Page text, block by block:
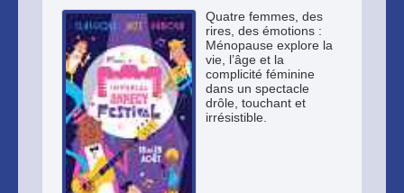
Quatre femmes, des
rires, des émotions :
Ménopause explore la
vie, l’âge et la
complicité féminine
dans un spectacle
drôle, touchant et
irrésistible.